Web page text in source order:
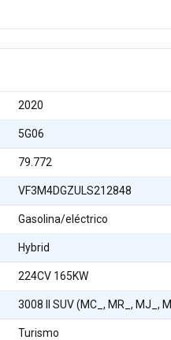
2020
5G06
79.772
VF3M4DGZULS212848
Gasolina/eléctrico
Hybrid
224CV 165KW
3008 II SUV (MC_, MR_, MJ_,
Turismo